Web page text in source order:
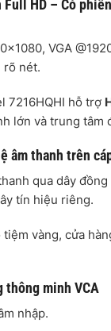
HD – Có
VGA
rõ nét.
7216HQHI hỗ trợ
lớn và trung tâm
âm thanh trên
qua dây
tín hiệu riêng.
vàng, cửa
thông minh VCA
nhập.